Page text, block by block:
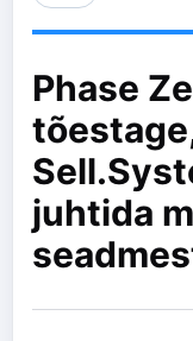
Phase
juhtida